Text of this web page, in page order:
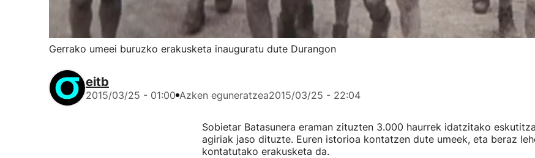
Gerrako umeei buruzko erakusketa inauguratu dute Durangon
eitb
2015/03/25 - 01:00 Azken eguneratzea2015/03/25 - 22:04
Sobietar Batasunera eraman zituzten 3.000 haurrek idatzitako
agiriak jaso dituzte. Euren istorioa kontatzen dute umeek, eta beraz
kontatutako erakusketa da.